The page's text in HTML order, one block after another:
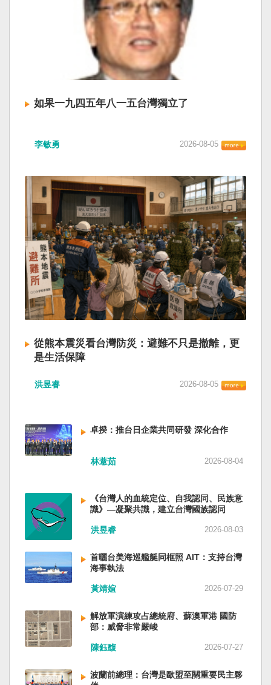
任。 賴清德表示，當今台灣的民主成就受到國際
的肯定，面對中國「民促法」的威脅，台灣不會
接受統戰滲透和紅色恐怖、不會坐視中國將壓迫
黑手伸進台灣，或任何自由國家與地區。 賴清德
強調，台灣會以行動積極響應，落實「集體防
禦、責任分擔」，並將持續提升國防力量、強化
量，確保印太區域的和平穩定；台灣也將善用
韌性，讓彼此的國家更安全更繁榮。 最後，賴清
斷，台灣有堅定的意志，確保民主燈塔永明，自
由基石永固。
五十％榮枯線，加上非製造業和綜合PMI產出指數
三大核心指標同步跌穿榮枯線，習近平的梭哈
（孤注一擲）失敗，在會議文件上不得不兩處承
認「困難」。 一處是「有效應對各種外部衝擊和
內部困難」，後面提及「要高度重視經濟運行中
的困難挑戰」。其後各段落所說的例如公平競
企業帳款拖欠問題」，更暴露企業之間拖欠已經
到「兜牢基層『三保』底線」和「抓好『一老一
精氣神，不斷創造高質量發展新業績」。不懂什
麼是「精氣神」，還以為是假文件，是新時代習
近平思想嗎？ 最後一句是「會議還研究了其他事
項。」這是每次外媒最感興趣的問題，那就是人
事問題。港媒大做文章，排查二十屆中央委員清
洗了多少人？這為習近平的進一步獨裁和二十一
大續任鋪平道路。據統計，過去一年，已有十九
名中央委員被官方宣布落馬或罷免全國人大代表
職務。另外還有「失蹤」者。總共接近三十人。
領銜的是兩名政治局委員：軍委副主席張又俠與
新疆黨委書記馬興瑞。 軍方還有原中央軍委副主
立、原軍委政治工作部主任苗華、前信息支援部
隊政委李偉、前陸軍司令員李橋、前中央軍委裝
前空軍政委郭普校、前東部戰區政委劉青松、前
委鍾紹軍等。 黨政系統部分，前廣西政府主席藍
天立、前內蒙古政府主席王莉霞、前中國證監會
主席易會滿、前內蒙古黨委書記孫紹騁、前浙江
信部部長金壯龍、前中央軍民融合辦常務副主任
雷凡培，都是被不正常免職。 最新的河北黨書記
倪岳峰「另有任用」，應該是與德國之聲與紐約
時報披露張家口對海外人士動態控制平台被登錄
有關。 這些大清洗是反映習近平的穩定還是不
安？ （作者林保華為資深時事評論員）
如果一九四五年八一五台灣獨立了
的歷史就不會有中國國民黨，也不會捲入迄今仍
人民共和國接續了，中國是中國，台灣是台灣。
兩岸已有正常外交，中國也可致力提升國民福
祉。 如果一九四五年八一五台灣獨立了，就像二
戰後許多殖民地選擇獨立，成為杭廷頓第二波民
主化的歷史。獨立的台灣會像脫離日本殖民的韓
國，八一五這一天成為獨立紀念日及光復節。不
同於有國家歷史的朝鮮，台灣是新興國家，開展
自己國家的歷史。台灣沒有像朝鮮的左右路線競
逐政權，造成內戰形成南韓、北朝分裂國家的歷
史。或許會有左右路線政黨，形塑台灣的國家之
路。 如果一九四五年八一五台灣獨立了，一九四
九年中華人民共和國革命推翻中華民國，中國國
民黨蔣介石政權只能選擇海南島，國共競鬥的歷
史就會是另一種局面，與台灣無關。台灣沒有中
國問題，中國也沒有台灣問題。台灣與中國也不
四五年八一五台灣獨立了，台灣會成為東亞漢字
語，一如新加坡留下英文，本土原有的福佬話、
客家話、原住民各族語也不會被壓迫。 如果一九
四五年八一五台灣獨立了，台灣早已是聯合國會
員國，也不至於迄今仍以國體不明的身分爭取加
爭。當然也沒有以反共為名、行專政之實的卅八
年戒嚴讓許多政治受難者的母親長期在黑夜哭
泣。 如果一九四五年八一五台灣獨立了，台灣早
已民主化，不必有長期戒嚴體制的壓迫，也沒有
群落留下來的遺民問題。漢字文化圈的國家台灣
會傳承更多日本留下來的風貌，如果吸引中國人
來台也是中國僑民或台灣新住民、新國民，而不
了，台灣早就是一個小而美的民主國家，不必在
國民養成過程的教育被教導成一個虛構的大國，
也不會有見證二二八事件的美國副領事葛超智
萬六千多平方公里的美麗島嶼群落，中央山脈南
北相連，四面海域環抱，是島嶼國度不是大陸國
李敏勇 2026-08-05
從熊本震災看台灣防災：避難不只是撤離，更
是生活保障
援速度與災後重建受到關注，避難所管理也成為
樣位於地震頻繁區域的台灣，防災工作不能只關
注災害發生後如何救援，更要思考受災者如何在
避難期間獲得安全且有尊嚴的生活。 台灣多年來
累積不少災害應變經驗，但每當重大災害發生，
者，即使面臨撤離要求，也不願離開自己的家
園，讓第一線執行撤離工作的公務人員承受壓
力。 表面上看，這似乎是防災意識不足；但更深
層的問題是，我們是否建立了一套讓人民願意避
只是住所，更是多年生活累積的情感依靠。離開
熟悉環境，本身就是重大心理挑戰。如果避難場
所只是學校體育館或公共禮堂，提供基本收容功
活便利性，民眾自然可能對撤離有所抗拒。 因
此，現代防災不能只是「把人帶離危險區域」，
而要建立讓人民相信「離開家後仍能受到妥善照
障礙者等需求，包括降溫設備、電力備援、醫療
支援與基本生活品質。 在重大災害應變中，台灣
洪昱睿 2026-08-05
卓揆：推台日企業共同研發 深化合作
林薏茹 2026-08-04
《台灣人的血統定位、自我認同、民族意
識》—凝聚共識，建立台灣國族認同
洪昱睿 2026-08-03
首曬台美海巡艦艇同框照 AIT：支持台灣
海事執法
黃靖媗 2026-07-29
解放軍演練攻占總統府、蘇澳軍港 國防
部：威脅非常嚴峻
陳鈺馥 2026-07-27
波蘭前總理：台灣是歐盟至關重要民主夥